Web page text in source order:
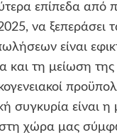
επίπεδα από
να ξεπεράσει
είναι
και τη μείωση
συγκυρία είναι
χώρα μας